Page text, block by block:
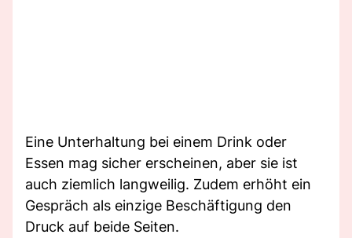
Eine Unterhaltung bei einem Drink oder
Essen mag sicher erscheinen, aber sie ist
auch ziemlich langweilig. Zudem erhöht ein
Gespräch als einzige Beschäftigung den
Druck auf beide Seiten.